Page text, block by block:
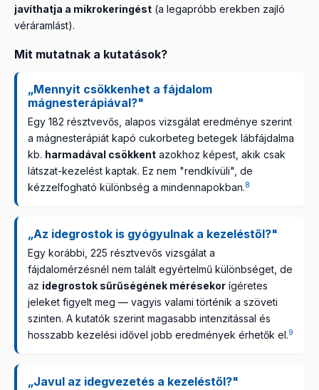
javíthatja a mikrokeringést (a legapróbb erekben zajló
véráramlást).
Mit mutatnak a kutatások?
„Mennyit csökkenhet a fájdalom
mágnesterápiával?"
Egy 182 résztvevős, alapos vizsgálat eredménye szerint
a mágnesterápiát kapó cukorbeteg betegek lábfájdalma
kb. harmadával csökkent azokhoz képest, akik csak
látszat-kezelést kaptak. Ez nem "rendkívüli", de
kézzelfogható különbség a mindennapokban.8
„Az idegrostok is gyógyulnak a kezeléstől?"
Egy korábbi, 225 résztvevős vizsgálat a
fájdalomérzésnél nem talált egyértelmű különbséget, de
az idegrostok sűrűségének mérésekor ígéretes
jeleket figyelt meg — vagyis valami történik a szöveti
szinten. A kutatók szerint magasabb intenzitással és
hosszabb kezelési idővel jobb eredmények érhetők el.9
„Javul az idegvezetés a kezeléstől?"